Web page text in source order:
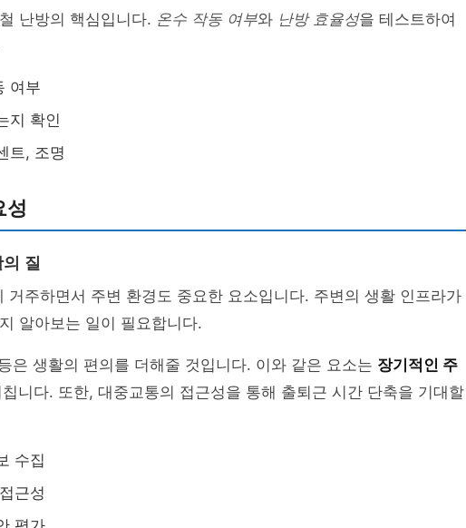
난방의 핵심입니다. 온수 작동 여부와 난방 효율성을 테스트하여
여부
지 확인
트, 조명
성
질
거주하면서 주변 환경도 중요한 요소입니다. 주변의 생활 인프라가
알아보는 일이 필요합니다.
은 생활의 편의를 더해줄 것입니다. 이와 같은 요소는 장기적인 주
니다. 또한, 대중교통의 접근성을 통해 출퇴근 시간 단축을 기대할
수집
근성